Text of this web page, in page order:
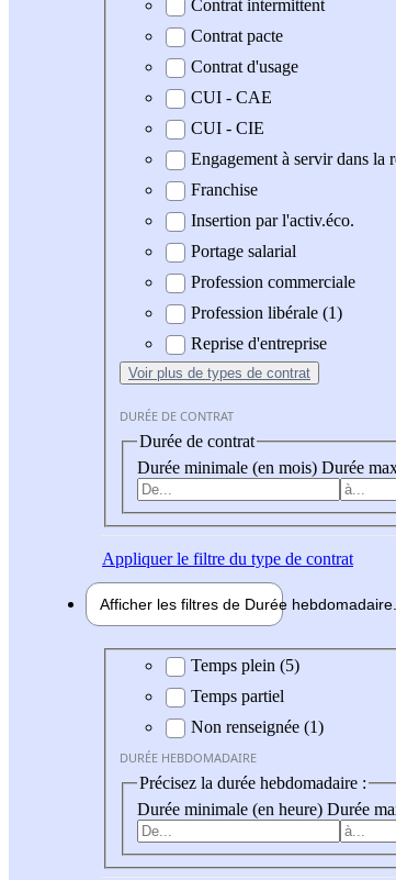
Contrat intermittent
Contrat pacte
Contrat d'usage
CUI - CAE
CUI - CIE
Engagement à servir dans la
Franchise
Insertion par l'activ.éco.
Portage salarial
Profession commerciale
Profession libérale (1)
Reprise d'entreprise
Voir plus de types de contrat
DURÉE DE CONTRAT
Durée de contrat
Durée minimale (en mois) Durée
Appliquerle filtre du type de contrat
Afficher les filtres de Durée hebdomadaire
Durée hebdomadaire
Temps plein (5)
Temps partiel
Non renseignée (1)
DURÉE HEBDOMADAIRE
Précisez la durée hebdomadaire :
Durée minimale (en heure) Durée